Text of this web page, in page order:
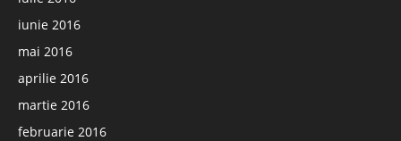
iunie 2016
mai 2016
aprilie 2016
martie 2016
februarie 2016